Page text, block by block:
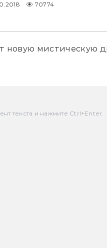
70774
новую мистическую
текста и нажмите Ctrl+Enter.